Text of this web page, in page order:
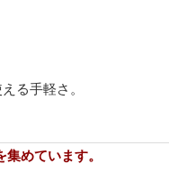
る手軽さ。
めています。